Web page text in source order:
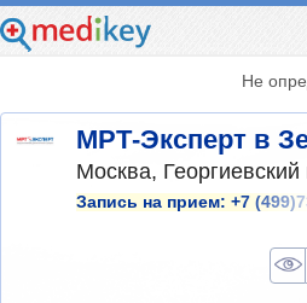
Не
МРТ-Эксперт в
Москва, Георгиевский
Запись на прием: +7